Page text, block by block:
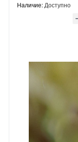
Наличие:Доступно